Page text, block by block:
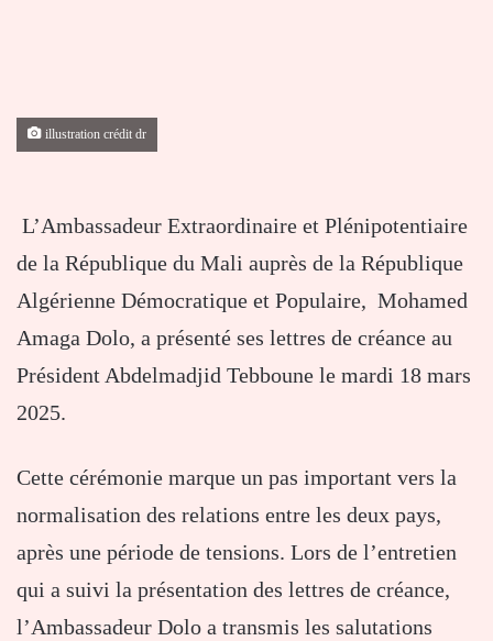
illustration crédit dr
L’Ambassadeur Extraordinaire et Plénipotentiaire
de la République du Mali auprès de la République
Algérienne Démocratique et Populaire, Mohamed
Amaga Dolo, a présenté ses lettres de créance au
Président Abdelmadjid Tebboune le mardi 18 mars
2025.
Cette cérémonie marque un pas important vers la
normalisation des relations entre les deux pays,
après une période de tensions. Lors de l’entretien
qui a suivi la présentation des lettres de créance,
l’Ambassadeur Dolo a transmis les salutations